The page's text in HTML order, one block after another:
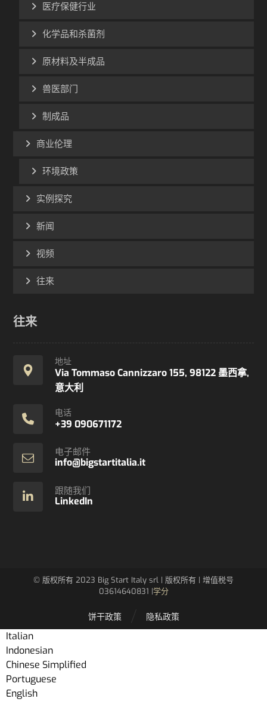
医疗保健行业
化学品和杀菌剂
原材料及半成品
兽医部门
制成品
商业伦理
环境政策
实例探究
新闻
视频
往来
往来
地址
Via Tommaso Cannizzaro 155, 98122 墨西拿,
意大利
电话
+39 090671172
电子邮件
info@bigstartitalia.it
跟随我们
LinkedIn
© 版权所有 2023 Big Start Italy srl | 版权所有 | 增值税号
03614640831 | 学分
隐私政策
饼干政策
Italian
Indonesian
Chinese Simplified
Portuguese
English